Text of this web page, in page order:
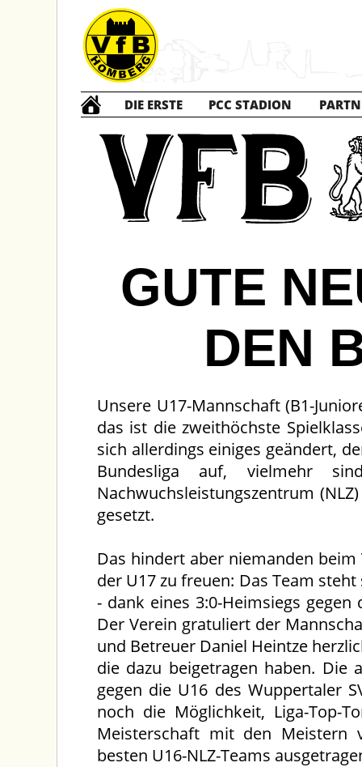
DIE ERSTE PCC STADION
GUTE
DEN
Unsere U17-Mannschaft (B1-
das ist die zweithöchste
sich allerdings einiges geändert,
Bundesliga auf, vielmehr
Nachwuchsleistungszentrum
gesetzt.
Das hindert aber niemanden
der U17 zu freuen: Das Team
- dank eines 3:0-Heimsiegs
Der Verein gratuliert der
und Betreuer Daniel Heintze
die dazu beigetragen haben. Die
gegen die U16 des Wuppertaler
noch die Möglichkeit, Liga-Top-
Meisterschaft mit den Meistern
besten U16-NLZ-Teams